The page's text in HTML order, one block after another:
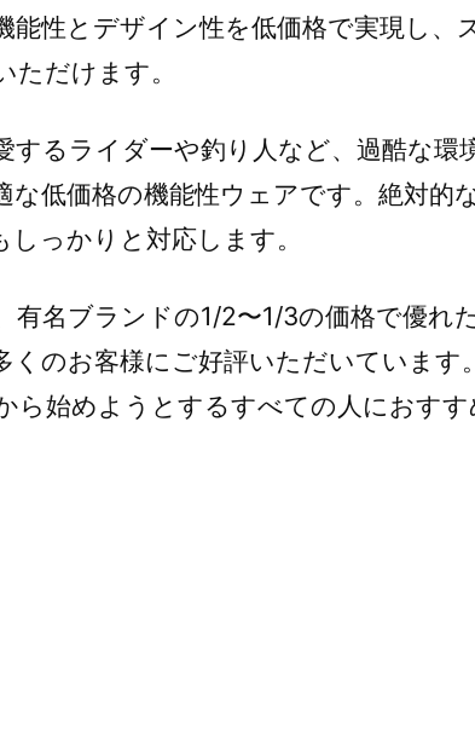
能性とデザイン性を低価格で実現し、
ただけます。
するライダーや釣り人など、過酷な環
な低価格の機能性ウェアです。絶対的
っかりと対応します。
有名ブランドの1/2〜1/3の価格で優れ
くのお客様にご好評いただいています
ら始めようとするすべての人におすす